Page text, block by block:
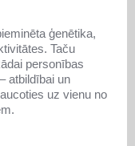
ģenētika,
Taču
personības
atbildībai un
uz vienu no